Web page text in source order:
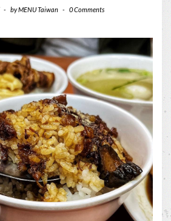
- byMENU Taiwan - 0 Comments